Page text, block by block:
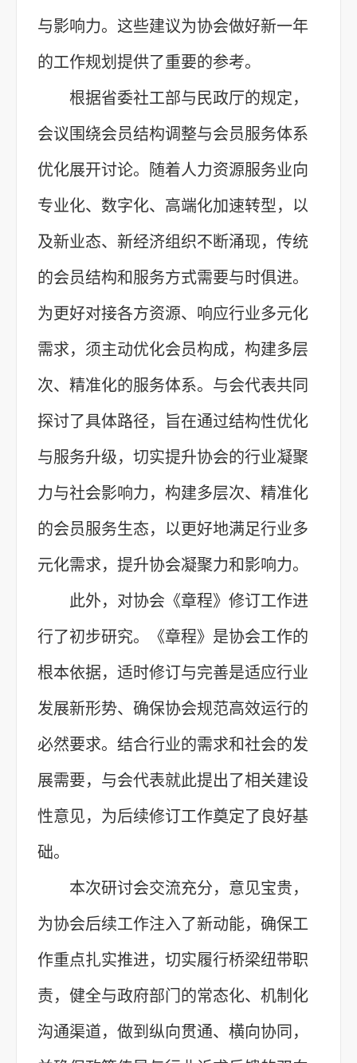
与影响力。这些建议为协会做好新一年
的工作规划提供了重要的参考。
根据省委社工部与民政厅的规定，
会议围绕会员结构调整与会员服务体系
优化展开讨论。随着人力资源服务业向
专业化、数字化、高端化加速转型，以
及新业态、新经济组织不断涌现，传统
的会员结构和服务方式需要与时俱进。
为更好对接各方资源、响应行业多元化
需求，须主动优化会员构成，构建多层
次、精准化的服务体系。与会代表共同
探讨了具体路径，旨在通过结构性优化
与服务升级，切实提升协会的行业凝聚
力与社会影响力，构建多层次、精准化
的会员服务生态，以更好地满足行业多
元化需求，提升协会凝聚力和影响力。
此外，对协会《章程》修订工作进
行了初步研究。《章程》是协会工作的
根本依据，适时修订与完善是适应行业
发展新形势、确保协会规范高效运行的
必然要求。结合行业的需求和社会的发
展需要，与会代表就此提出了相关建设
性意见，为后续修订工作奠定了良好基
础。
本次研讨会交流充分，意见宝贵，
为协会后续工作注入了新动能，确保工
作重点扎实推进，切实履行桥梁纽带职
责，健全与政府部门的常态化、机制化
沟通渠道，做到纵向贯通、横向协同，